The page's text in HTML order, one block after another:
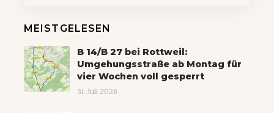
MEISTGELESEN
B 14/B 27 bei Rottweil:
Umgehungsstraße ab Montag für
vier Wochen voll gesperrt
31. Juli 2026